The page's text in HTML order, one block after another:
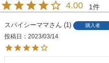
4.00 1
スパイシーママ 1 購入者
投稿日
2023/03/14